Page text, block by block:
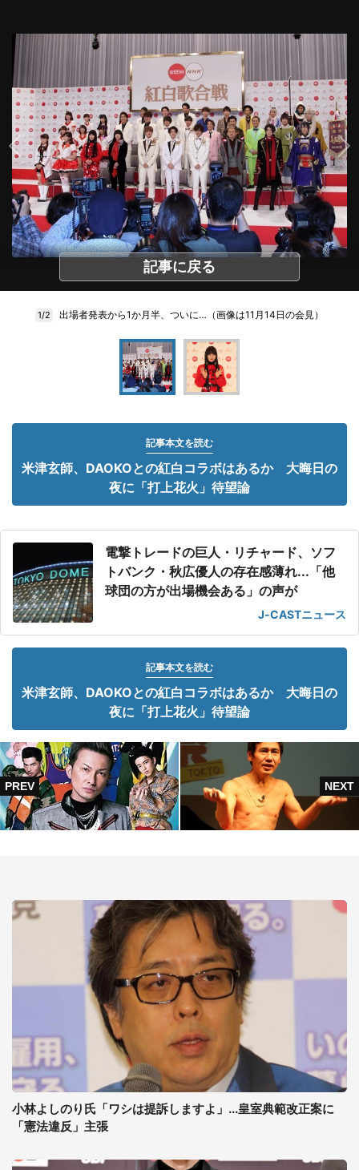
記事に戻る
1/2 出場者発表から1か月半、ついに…（画像は11月14日の会見）
記事本文を読む
米津玄師、DAOKOとの紅白コラボはあるか 大晦日の
夜に「打上花火」待望論
電撃トレードの巨人・リチャード、ソフ
トバンク・秋広優人の存在感薄れ...「他
球団の方が出場機会ある」の声が
J-CASTニュース
記事本文を読む
米津玄師、DAOKOとの紅白コラボはあるか 大晦日の
夜に「打上花火」待望論
小林よしのり氏「ワシは提訴しますよ」...皇室典範改正案に
「憲法違反」主張